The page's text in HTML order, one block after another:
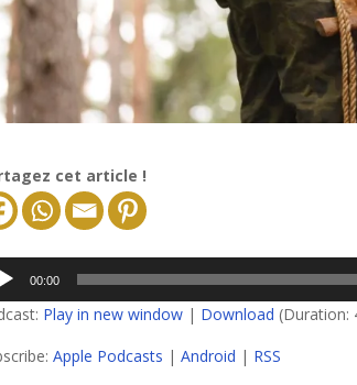
cet article !
00:00
Play in new window | Download
Apple Podcasts |Android | RSS